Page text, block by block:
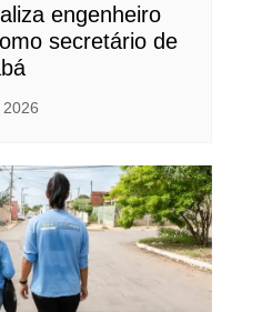
engenheiro
secretário de